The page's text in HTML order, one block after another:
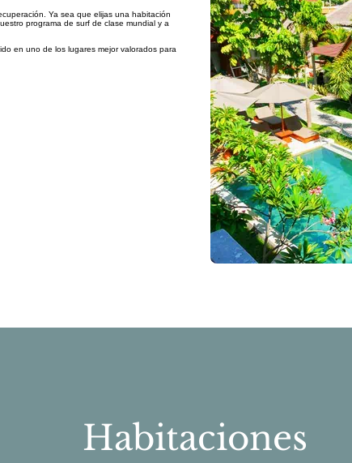
Ya sea que elijas una habitación
programa de surf de clase mundial y a
en uno de los lugares mejor valorados para
Habitaciones